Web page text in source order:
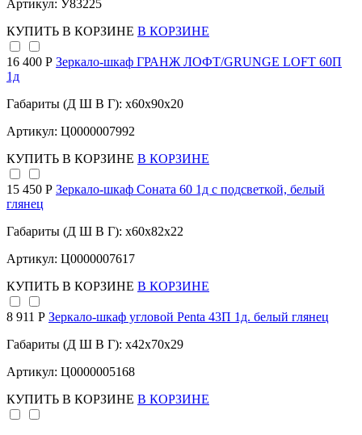
Артикул: У83225
КУПИТЬ В КОРЗИНЕ В КОРЗИНЕ
16 400 Р Зеркало-шкаф ГРАНЖ ЛОФТ/GRUNGE LOFT 60П
1д
Габариты (Д Ш В Г): x60x90x20
Артикул: Ц0000007992
КУПИТЬ В КОРЗИНЕ В КОРЗИНЕ
15 450 Р Зеркало-шкаф Соната 60 1д с подсветкой, белый
глянец
Габариты (Д Ш В Г): x60x82x22
Артикул: Ц0000007617
КУПИТЬ В КОРЗИНЕ В КОРЗИНЕ
8 911 Р Зеркало-шкаф угловой Penta 43П 1д. белый глянец
Габариты (Д Ш В Г): x42x70x29
Артикул: Ц0000005168
КУПИТЬ В КОРЗИНЕ В КОРЗИНЕ